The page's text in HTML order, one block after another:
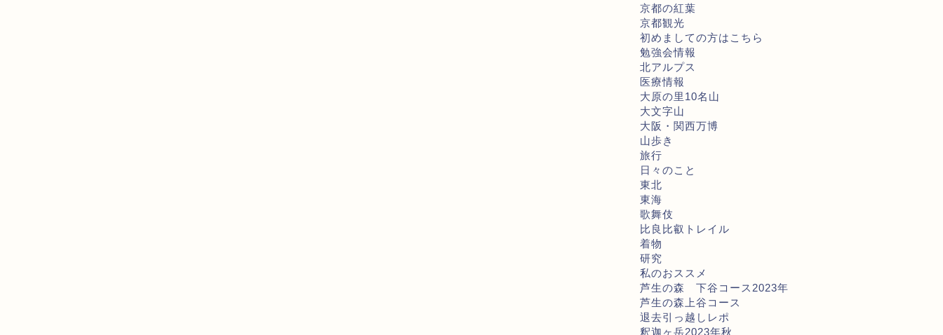
京都の紅葉
京都観光
初めましての方はこちら
勉強会情報
北アルプス
医療情報
大原の里10名山
大文字山
大阪・関西万博
山歩き
旅行
日々のこと
東北
東海
歌舞伎
比良比叡トレイル
着物
研究
私のおススメ
芦生の森 下谷コース2023年
芦生の森上谷コース
退去引っ越しレポ
釈迦ヶ岳2023年秋